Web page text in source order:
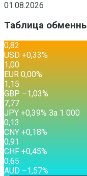
01.08.2026
Таблица
0,82
USD +0,33%
1,00
EUR 0,00%
1,15
GBP –1,03%
7,77
JPY +0,39% За 1 000
0,13
CNY +0,18%
0,91
CHF +0,45%
0,65
AUD –1,57%